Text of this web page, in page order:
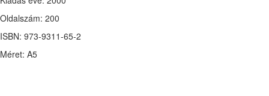
Oldalszám: 200
ISBN: 973-9311-65-2
Méret: A5